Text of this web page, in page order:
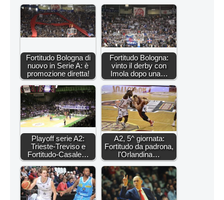
Fortitudo Bologna di
nuovo in Serie A: è
promozione diretta!
Fortitudo Bologna:
vinto il derby con
Imola dopo una…
Playoff serie A2:
Trieste-Treviso e
Fortitudo-Casale…
A2, 5^ giornata:
Fortitudo da padrona,
l'Orlandina…